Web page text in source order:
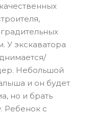
У экскаватора
Небольшой
и он будет
но и брать
Ребенок с